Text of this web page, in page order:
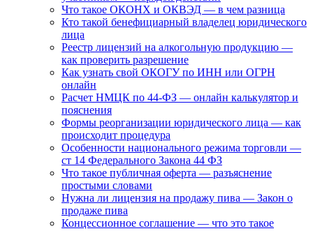
Что такое ОКОНХ и ОКВЭД — в чем разница
Кто такой бенефициарный владелец юридического
лица
Реестр лицензий на алкогольную продукцию —
как проверить разрешение
Как узнать свой ОКОГУ по ИНН или ОГРН
онлайн
Расчет НМЦК по 44-ФЗ — онлайн калькулятор и
пояснения
Формы реорганизации юридического лица — как
происходит процедура
Особенности национального режима торговли —
ст 14 Федерального Закона 44 ФЗ
Что такое публичная оферта — разъяснение
простыми словами
Нужна ли лицензия на продажу пива — Закон о
продаже пива
Концессионное соглашение — что это такое